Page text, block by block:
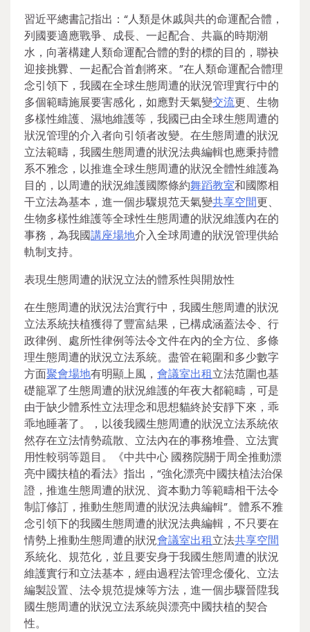
習近平總書記指出：“人類是休戚與共的命運配合體，
列國要適應戰爭、成長、一起配合、共贏的時期潮
水，向著構建人類命運配合體的對的標的目的，聯袂
迎接挑釁、一起配合首創將來。”在人類命運配合體理
念引領下，我國在全球生態周遭的狀況管理實行中的
多個範疇施展要害感化，如應對天氣變交流更、生物
多樣性維護、濕地維護等，我國已由全球生態周遭的
狀況管理的介入者向引領者改變。在生態周遭的狀況
立法範疇，我國生態周遭的狀況法典編輯也應秉持體
系不雅念，以推進全球生態周遭的狀況全體性維護為
目的，以周遭的狀況維護國際條約舞蹈教室和國際相
干立法為基本，進一個步驟規范天氣變共享空間更、
生物多樣性維護等全球性生態周遭的狀況維護內在的
事務，為我國講座場地介入全球周遭的狀況管理供給
軌制支持。
表現生態周遭的狀況立法的體系性與開放性
在生態周遭的狀況法治實行中，我國生態周遭的狀況
立法系統扶植獲得了豐富結果，已構成涵蓋法令、行
政律例、處所性律例等法令文件在內的全方位、多條
理生態周遭的狀況立法系統。盡管在範圍和多少數字
方面聚會場地有明顯上風， 會議室出租立法范圍也基
礎籠罩了生態周遭的狀況維護的年夜大都範疇，可是
由于缺少體系性立法理念和思想貓終於安靜下來，乖
乖地睡著了。，以後我國生態周遭的狀況立法系統依
然存在立法情勢疏散、立法內在的事務堆疊、立法實
用性較弱等題目。《中共中心 國務院關于周全推動漂
亮中國扶植的看法》指出，“強化漂亮中國扶植法治保
證，推進生態周遭的狀況、資本動力等範疇相干法令
制訂修訂，推動生態周遭的狀況法典編輯”。體系不雅
念引領下的我國生態周遭的狀況法典編輯，不只要在
情勢上推動生態周遭的狀況會議室出租立法共享空間
系統化、規范化，並且要安身于我國生態周遭的狀況
維護實行和立法基本，經由過程法管理念優化、立法
編製設置、法令規范提煉等方法，進一個步驟晉陞我
國生態周遭的狀況立法系統與漂亮中國扶植的契合
性。